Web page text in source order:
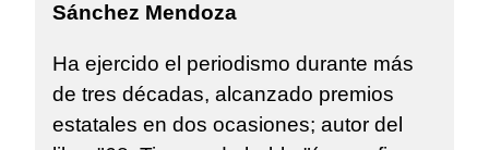
Sánchez Mendoza
Ha ejercido el periodismo durante más
de tres décadas, alcanzado premios
estatales en dos ocasiones; autor del